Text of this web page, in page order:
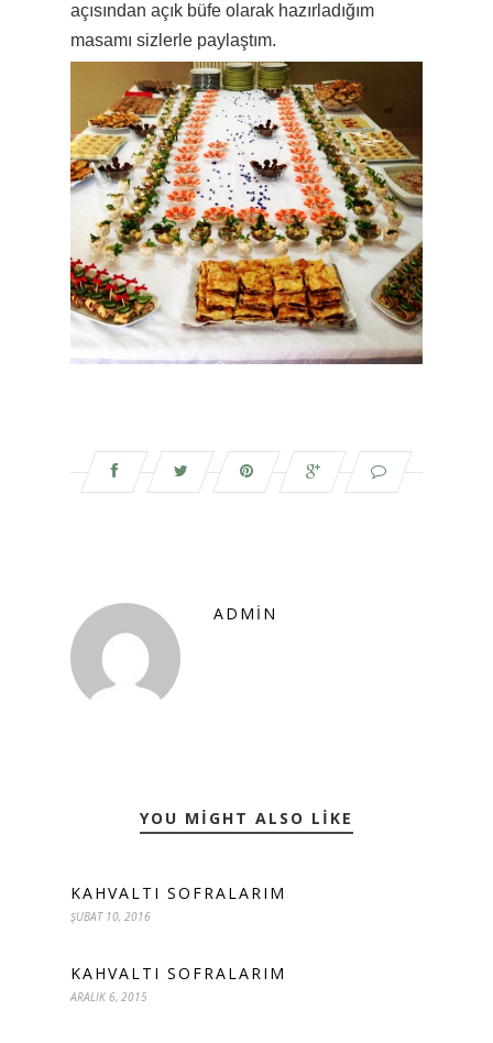
açısından açık büfe olarak hazırladığım
masamı sizlerle paylaştım.
ADMIN
YOU MIGHT ALSO LIKE
KAHVALTI SOFRALARIM
ŞUBAT 10, 2016
KAHVALTI SOFRALARIM
ARALIK 6, 2015